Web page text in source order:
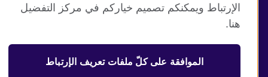
ملفات تعريف الإرتباط
خارطة الموقع
منظمة المملكة المتحدة الدولية للعلاقات الثقافية والفرص
الإرتباط ويمكنكم تصميم خياركم في مركز التفضيل
هنا.
الموافقة على كلّ ملفات تعريف الإرتباط